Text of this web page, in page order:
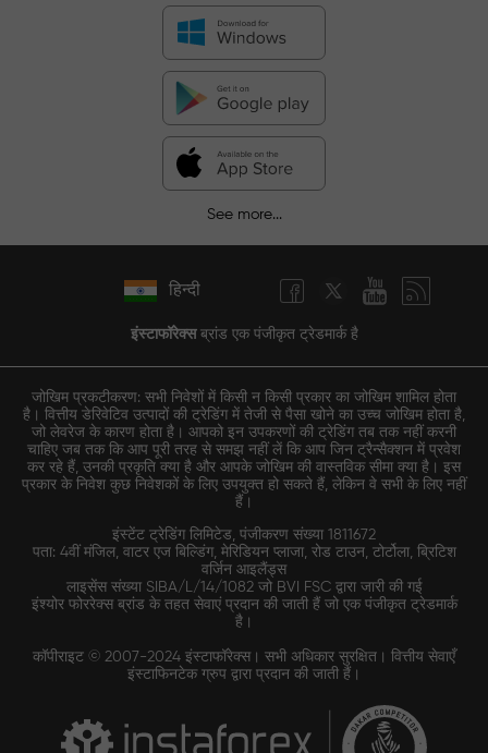
See more...
हिन्दी
इंस्टाफॉरेक्सब्रांड एक पंजीकृत ट्रेडमार्क है
जोखिम प्रकटीकरण: सभी निवेशों में किसी न किसी प्रकार का जोखिम शामिल होता
है। वित्तीय डेरिवेटिव उत्पादों की ट्रेडिंग में तेजी से पैसा खोने का उच्च जोखिम होता है,
जो लेवरेज के कारण होता है। आपको इन उपकरणों की ट्रेडिंग तब तक नहीं करनी
चाहिए जब तक कि आप पूरी तरह से समझ नहीं लें कि आप जिन ट्रैन्सैक्शन में प्रवेश
कर रहे हैं, उनकी प्रकृति क्या है और आपके जोखिम की वास्तविक सीमा क्या है। इस
प्रकार के निवेश कुछ निवेशकों के लिए उपयुक्त हो सकते हैं, लेकिन वे सभी के लिए नहीं
हैं।
इंस्टेंट ट्रेडिंग लिमिटेड, पंजीकरण संख्या 1811672
पता: 4वीं मंजिल, वाटर एज बिल्डिंग, मेरिडियन प्लाजा, रोड टाउन, टोर्टोला, ब्रिटिश
वर्जिन आइलैंड्स
लाइसेंस संख्या SIBA/L/14/1082 जो BVI FSC द्वारा जारी की गई
इंश्योर फोररेक्स ब्रांड के तहत सेवाएं प्रदान की जाती हैं जो एक पंजीकृत ट्रेडमार्क
है।
कॉपीराइट © 2007-2024 इंस्टाफॉरेक्स। सभी अधिकार सुरक्षित। वित्तीय सेवाएँ
इंस्टाफिनटेक ग्रुप द्वारा प्रदान की जाती हैं।